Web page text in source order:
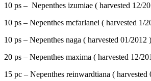
10 ps – Nepenthes izumiae ( harvested 12/
10 ps – Nepenthes mcfarlanei ( harvested 1/
10 ps – Nepenthes naga ( harvested 01/2012 )
20 ps – Nepenthes maxima ( harvested 12/
15 pc – Nepenthes reinwardtiana ( harvested